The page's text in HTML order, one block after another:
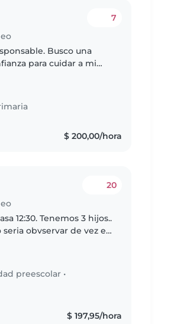
7
Busco una
para cuidar a mi
$ 200,00/hora
20
12:30. Tenemos 3 hijos..
seria obvservar de vez en
preescolar •
$ 197,95/hora